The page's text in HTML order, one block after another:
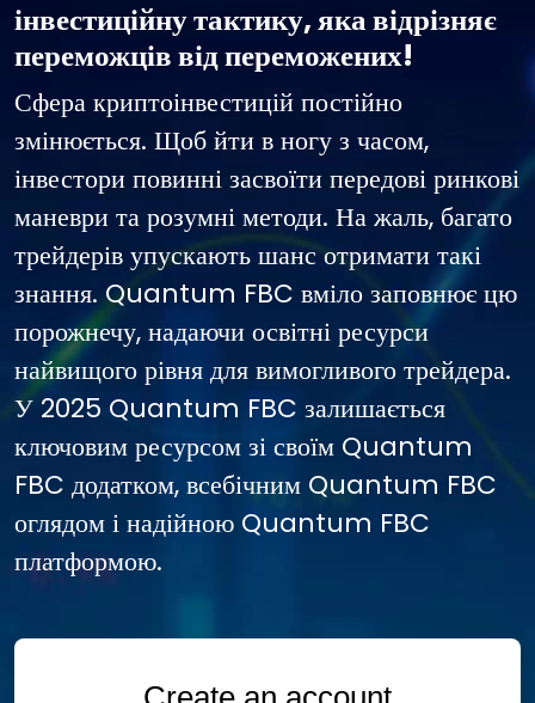
інвестиційну тактику, яка відрізняє
переможців від переможених!
Сфера криптоінвестицій постійно
змінюється. Щоб йти в ногу з часом,
інвестори повинні засвоїти передові ринкові
маневри та розумні методи. На жаль, багато
трейдерів упускають шанс отримати такі
знання. Quantum FBC вміло заповнює цю
порожнечу, надаючи освітні ресурси
найвищого рівня для вимогливого трейдера.
У 2025 Quantum FBC залишається
ключовим ресурсом зі своїм Quantum
FBC додатком, всебічним Quantum FBC
оглядом і надійною Quantum FBC
платформою.